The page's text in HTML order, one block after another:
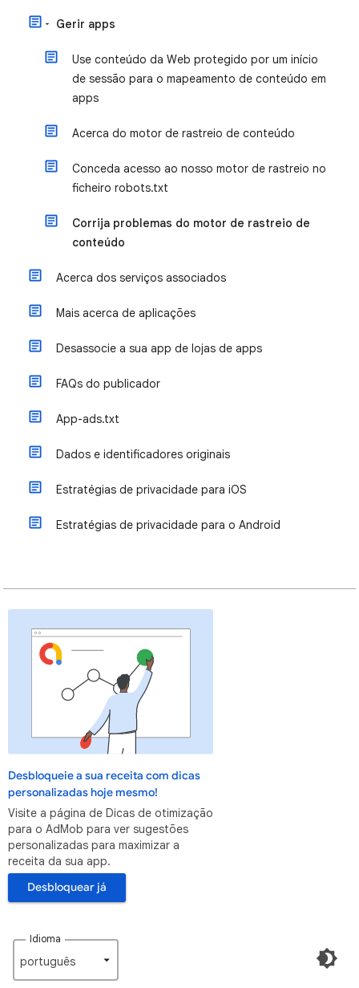
Gerir apps
Use conteúdo da Web protegido por um início
de sessão para o mapeamento de conteúdo em
apps
Acerca do motor de rastreio de conteúdo
Conceda acesso ao nosso motor de rastreio no
ficheiro robots.txt
Corrija problemas do motor de rastreio de
conteúdo
Acerca dos serviços associados
Mais acerca de aplicações
Desassocie a sua app de lojas de apps
FAQs do publicador
App-ads.txt
Dados e identificadores originais
Estratégias de privacidade para iOS
Estratégias de privacidade para o Android
Desbloqueie a sua receita com dicas
personalizadas hoje mesmo!
Visite a página de Dicas de otimização
para o AdMob para ver sugestões
personalizadas para maximizar a
receita da sua app.
Desbloquear já
Idioma
português‎